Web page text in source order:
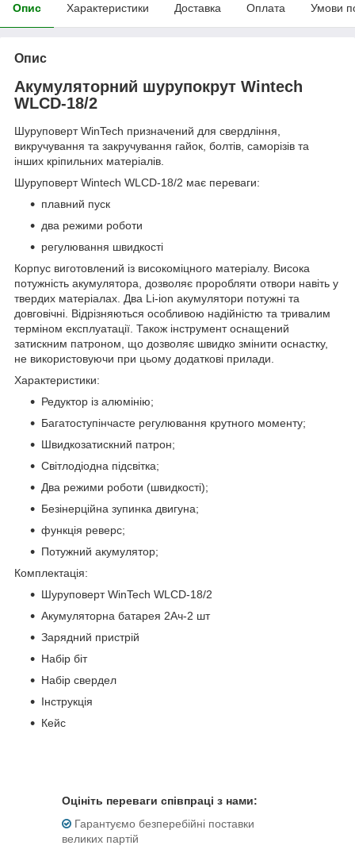
Опис Характеристики Доставка Оплата Умови
Опис
Акумуляторний шурупокрут Wintech
WLCD-18/2
Шуруповерт WinTech призначений для свердління,
викручування та закручування гайок, болтів, саморізів та
інших кріпильних матеріалів.
Шуруповерт Wintech WLCD-18/2 має переваги:
плавний пуск
два режими роботи
регулювання швидкості
Корпус виготовлений із високоміцного матеріалу. Висока
потужність акумулятора, дозволяє проробляти отвори навіть у
твердих матеріалах. Два Li-ion акумулятори потужні та
довговічні. Відрізняються особливою надійністю та тривалим
терміном експлуатації. Також інструмент оснащений
затискним патроном, що дозволяє швидко змінити оснастку,
не використовуючи при цьому додаткові прилади.
Характеристики:
Редуктор із алюмінію;
Багатоступінчасте регулювання крутного моменту;
Швидкозатискний патрон;
Світлодіодна підсвітка;
Два режими роботи (швидкості);
Безінерційна зупинка двигуна;
функція реверс;
Потужний акумулятор;
Комплектація:
Шуруповерт WinTech WLCD-18/2
Акумуляторна батарея 2Ач-2 шт
Зарядний пристрій
Набір біт
Набір свердел
Інструкція
Кейс
Оцініть переваги співпраці з нами:
Гарантуємо безперебійні поставки
великих партій